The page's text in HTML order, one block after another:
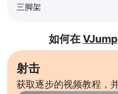
三脚架
如何在VJump
射击
获取逐步的视频教程，